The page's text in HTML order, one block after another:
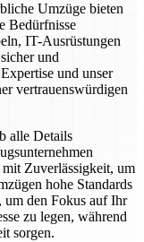
Umzüge bieten
Bedürfnisse
IT-Ausrüstungen
und
und unser
vertrauenswürdigen
alle Details
Zuverlässigkeit, um
hohe Standards
um den Fokus auf Ihr
zu legen, während
sorgen.